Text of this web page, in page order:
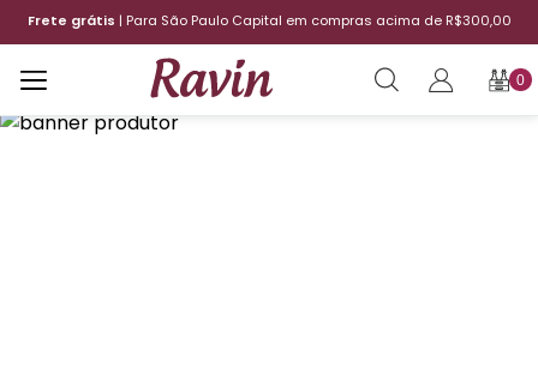
Frete grátis | Para São Paulo Capital em compras acima de R$300,00
0